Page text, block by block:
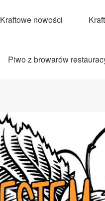
Kraftowe nowości
Piwo z browarów